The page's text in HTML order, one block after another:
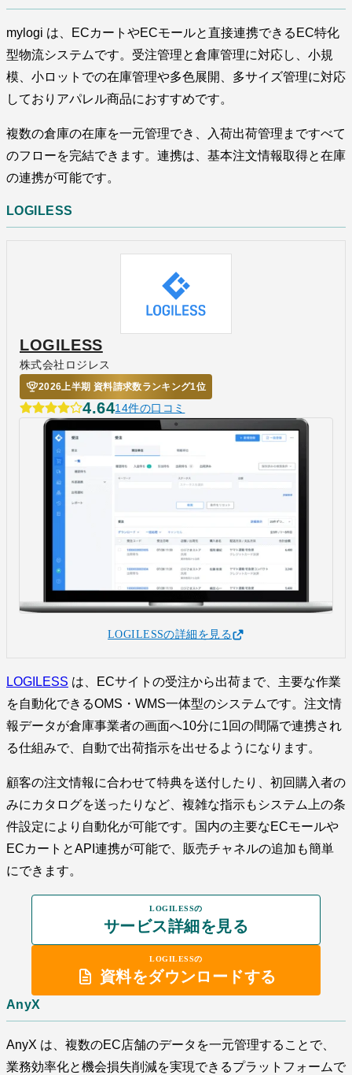
mylogi は、ECカートやECモールと直接連携できるEC特化
型物流システムです。受注管理と倉庫管理に対応し、小規
模、小ロットでの在庫管理や多色展開、多サイズ管理に対応
しておりアパレル商品におすすめです。
複数の倉庫の在庫を一元管理でき、入荷出荷管理まですべて
のフローを完結できます。連携は、基本注文情報取得と在庫
の連携が可能です。
LOGILESS
LOGILESS
株式会社ロジレス
2026上半期 資料請求数ランキング1位
4.6414件の口コミ
LOGILESSの詳細を見る
LOGILESS は、ECサイトの受注から出荷まで、主要な作業
を自動化できるOMS・WMS一体型のシステムです。注文情
報データが倉庫事業者の画面へ10分に1回の間隔で連携され
る仕組みで、自動で出荷指示を出せるようになります。
顧客の注文情報に合わせて特典を送付したり、初回購入者の
みにカタログを送ったりなど、複雑な指示もシステム上の条
件設定により自動化が可能です。国内の主要なECモールや
ECカートとAPI連携が可能で、販売チャネルの追加も簡単
にできます。
LOGILESSの
サービス詳細を見る
LOGILESSの
資料をダウンロードする
AnyX
AnyX は、複数のEC店舗のデータを一元管理することで、
業務効率化と機会損失削減を実現できるプラットフォームで